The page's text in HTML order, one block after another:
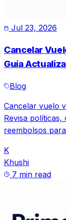
Jul 23, 2026
Cancelar
Guía
Blog
Cancelar vuelo
Revisa
reembolsos
K
Khushi
7 min read